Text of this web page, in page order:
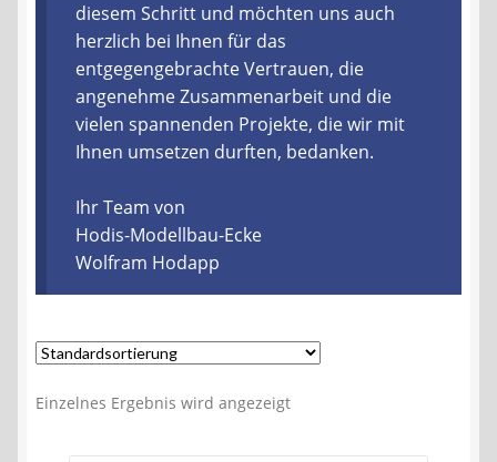
Elektro- und Elektronikgeräte Verordnung
Öle- und Schmierstoff Verordnung
Vereine & Foren
Kontakt
diesem Schritt und möchten uns auch
herzlich bei Ihnen für das
entgegengebrachte Vertrauen, die
angenehme Zusammenarbeit und die
vielen spannenden Projekte, die wir mit
Ihnen umsetzen durften, bedanken.
Ihr Team von
Hodis-Modellbau-Ecke
Wolfram Hodapp
Einzelnes Ergebnis wird angezeigt